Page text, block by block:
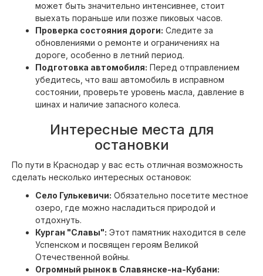
может быть значительно интенсивнее, стоит
выехать пораньше или позже пиковых часов.
Проверка состояния дороги: Следите за
обновлениями о ремонте и ограничениях на
дороге, особенно в летний период.
Подготовка автомобиля: Перед отправлением
убедитесь, что ваш автомобиль в исправном
состоянии, проверьте уровень масла, давление в
шинах и наличие запасного колеса.
Интересные места для
остановки
По пути в Краснодар у вас есть отличная возможность
сделать несколько интересных остановок:
Село Гулькевичи: Обязательно посетите местное
озеро, где можно насладиться природой и
отдохнуть.
Курган "Славы": Этот памятник находится в селе
Успенском и посвящен героям Великой
Отечественной войны.
Огромный рынок в Славянске-на-Кубани: